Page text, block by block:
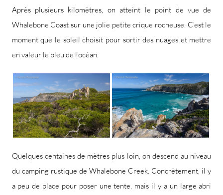
Après plusieurs kilomètres, on atteint le point de vue de
Whalebone Coast sur une jolie petite crique rocheuse. C’est le
moment que le soleil choisit pour sortir des nuages et mettre
en valeur le bleu de l’océan.
Quelques centaines de mètres plus loin, on descend au niveau
du camping rustique de Whalebone Creek. Concrètement, il y
a peu de place pour poser une tente, mais il y a un large abri